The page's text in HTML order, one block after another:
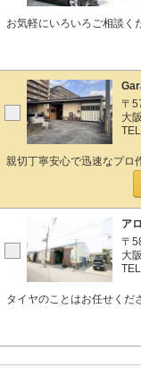
お気軽にいろいろご相談く
〒
大
親切丁寧安心で迅速なプロ
ア
〒
大
タイヤのことはお任せくだ